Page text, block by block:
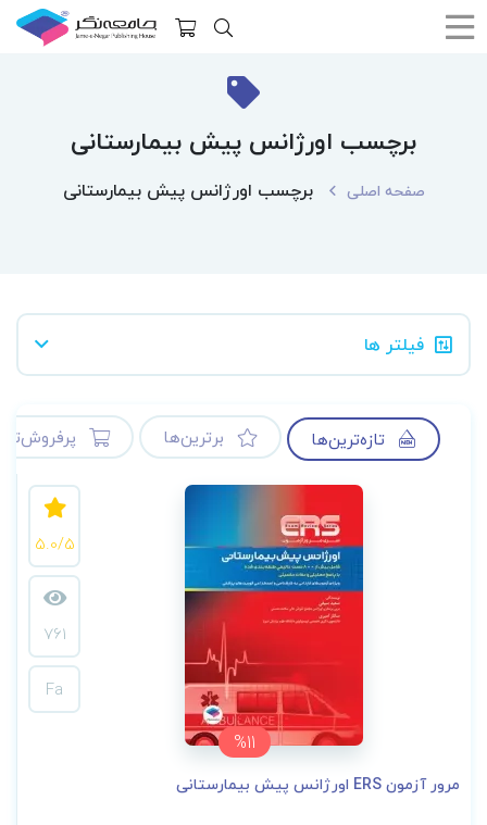
برچسب اورژانس پیش بیمارستانی
صفحه اصلی برچسب اورژانس پیش بیمارستانی
فیلتر ها
تازه‌ترین‌ها برترین‌ها
%11
5.0/5
761
Fa
مرور آزمون ERS اورژانس پیش بیمارستانی